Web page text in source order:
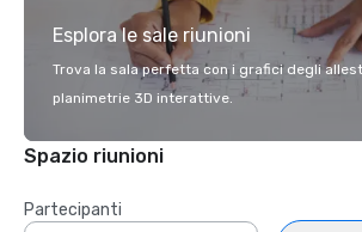
Esplora le sale riunioni
Trova la sala perfetta con i grafici degli
planimetrie 3D interattive.
Spazio riunioni
Partecipanti